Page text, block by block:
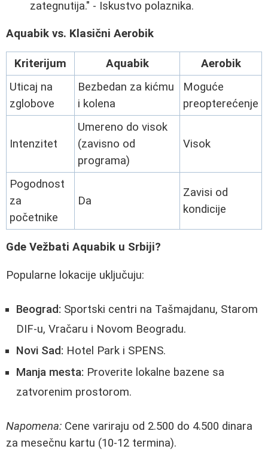
zategnutija." - Iskustvo polaznika.
Aquabik vs. Klasični Aerobik
Kriterijum Aquabik
Aerobik
Uticaj na
zglobove
Bezbedan za kićmu
i kolena
Moguće
preopterećenje
Intenzitet
Umereno do visok
(zavisno od
programa)
Visok
Pogodnost
za
početnike
Da
Zavisi od
kondicije
Gde Vežbati Aquabik u Srbiji?
Popularne lokacije uključuju:
Beograd: Sportski centri na Tašmajdanu, Starom
DIF-u, Vračaru i Novom Beogradu.
Novi Sad: Hotel Park i SPENS.
Manja mesta: Proverite lokalne bazene sa
zatvorenim prostorom.
Napomena: Cene variraju od 2.500 do 4.500 dinara
za mesečnu kartu (10-12 termina).